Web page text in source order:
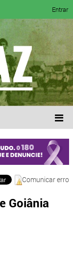
Entrar
Comunicar erro
Goiânia